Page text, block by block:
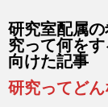
研究室配属
究って何を
向けた記事
研究ってど